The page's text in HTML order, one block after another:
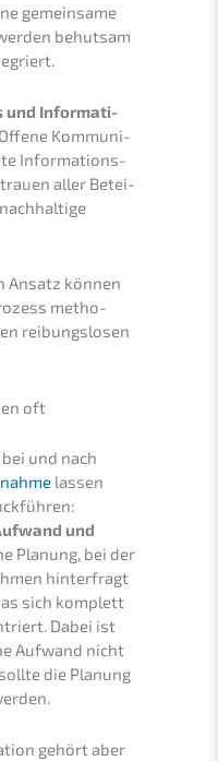
gemein­sa­me
behut­sam
und Infor­ma­ti­
Offene Kommu­ni­
Infor­ma­ti­ons­
aller Betei­
Ansatz können
metho­
reibungs­lo­sen
oft
und nach
lassen
und
Planung, bei der
hinter­fragt
sich komplett
Dabei ist
Aufwand nicht
die Planung
gehört aber